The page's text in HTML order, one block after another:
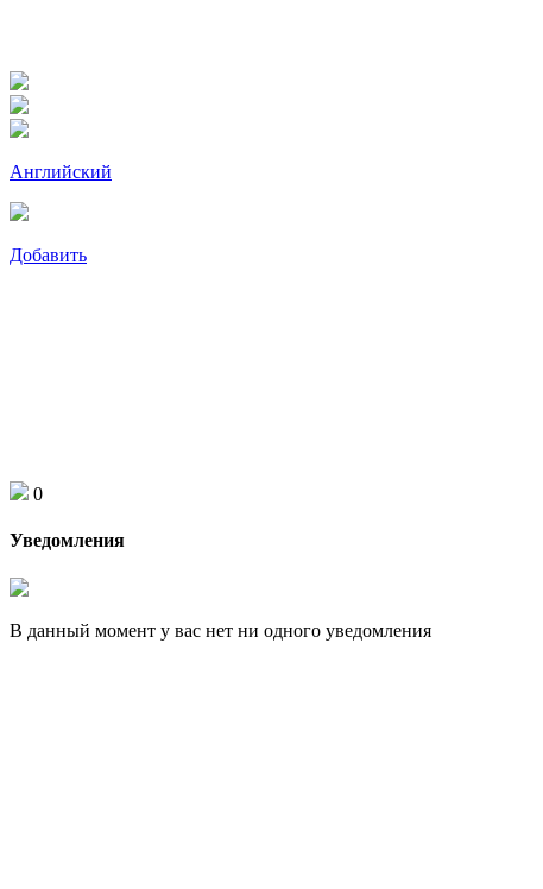
Английский
Добавить
0
Уведомления
В данный момент у вас нет ни одного уведомления